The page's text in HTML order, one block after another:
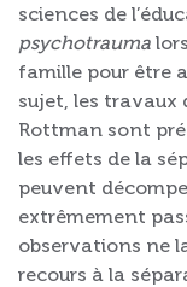
sciences de
psychotrauma
famille pour être
sujet, les travaux
Rottman sont
les effets de la
peuvent
extrêmement
observations ne
recours à la